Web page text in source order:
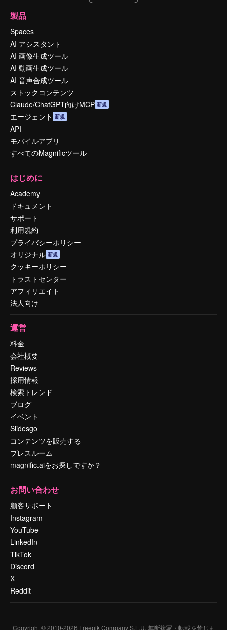
製品
Spaces
AI アシスタント
AI 画像生成ツール
AI 動画生成ツール
AI 音声合成ツール
ストックコンテンツ
Claude/ChatGPT向けMCP 新規
エージェント 新規
API
モバイルアプリ
すべてのMagnificツール
はじめに
Academy
ドキュメント
サポート
利用規約
プライバシーポリシー
オリジナル 新規
クッキーポリシー
トラストセンター
アフィリエイト
法人向け
運営
料金
会社概要
Reviews
採用情報
検索トレンド
ブログ
イベント
Slidesgo
コンテンツを販売する
プレスルーム
magnific.aiをお探しですか？
お問い合わせ
顧客サポート
Instagram
YouTube
LinkedIn
TikTok
Discord
X
Reddit
Copyright © 2010-2026 Freepik Company S.L.U. 無断複写・転載を禁じま